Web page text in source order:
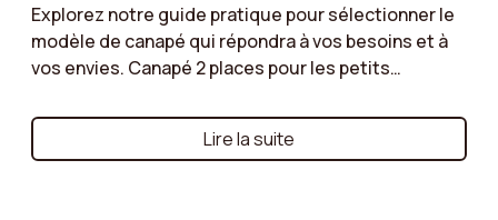
Explorez notre guide pratique pour sélectionner le
modèle de canapé qui répondra à vos besoins et à
vos envies. Canapé 2 places pour les petits
canapé modulable pour une flexibilité maximale :
nous vous aidons à comprendre les avantages de
Lire la suite